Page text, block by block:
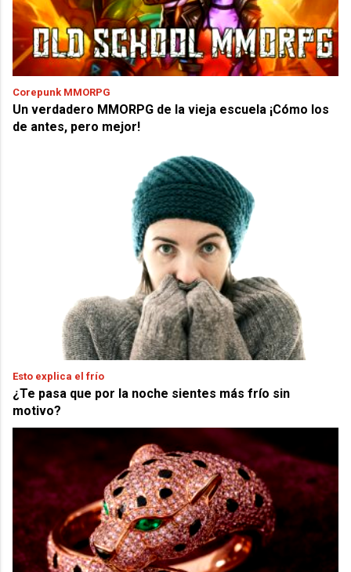
Corepunk MMORPG
Un verdadero MMORPG de la vieja escuela ¡Cómo los
de antes, pero mejor!
Esto explica el frío
¿Te pasa que por la noche sientes más frío sin
motivo?